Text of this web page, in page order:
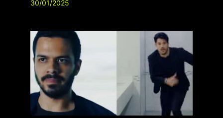
30/01/2025